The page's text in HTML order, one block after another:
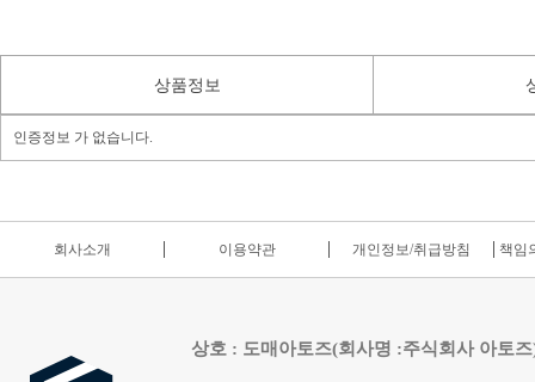
상품정보
인증정보 가 없습니다.
회사소개 이용약관 개인정보/취급방침 책임
상호 : 도매아토즈(회사명 :주식회사 아토